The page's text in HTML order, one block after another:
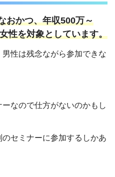
おかつ、年収500万～
性を対象としています。
性は残念ながら参加できな
なので仕方がないのかもし
セミナーに参加するしかあ